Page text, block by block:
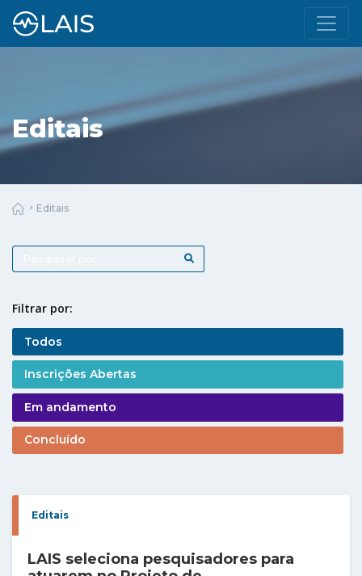
Editais
Editais
Filtrar por:
Todos
Inscrições Abertas
Em andamento
Concluído
Editais
LAIS seleciona pesquisadores para